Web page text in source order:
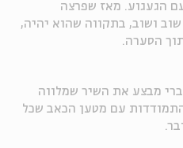
הגעגוע. מאז שפרצה
ושוב, בתקווה שהוא יהיה,
הסערה.
מבצע את השיר שמלווה
עם מטען הכאב שכל